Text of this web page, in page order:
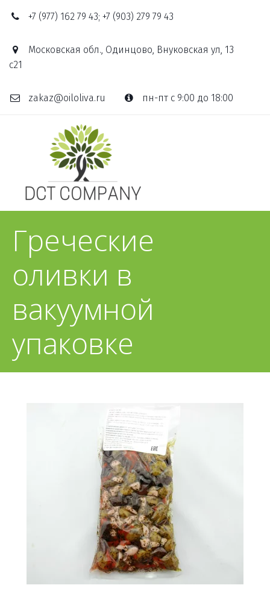
+7 (977) 162 79 43; +7 (903) 279 79 43
Московская обл., Одинцово, Внуковская ул, 13
с21
zakaz@oiloliva.ru пн-пт с 9:00 до 18:00
Греческие
оливки в
вакуумной
упаковке